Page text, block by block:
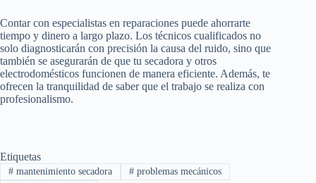
Contar con especialistas en reparaciones puede ahorrarte
tiempo y dinero a largo plazo. Los técnicos cualificados no
solo diagnosticarán con precisión la causa del ruido, sino que
también se asegurarán de que tu secadora y otros
electrodomésticos funcionen de manera eficiente. Además, te
ofrecen la tranquilidad de saber que el trabajo se realiza con
profesionalismo.
Etiquetas
#mantenimiento secadora #problemas mecánicos